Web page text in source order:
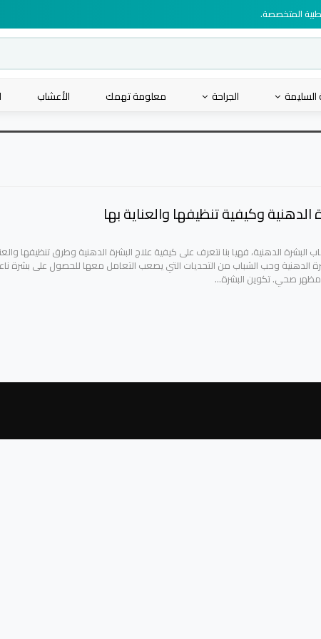
المتخصصة.
السليمة الجراحة معلومة تهمك الأعشاب
الدهنية وكيفية تنظيفها والعناية بها
البشرة الدهنية، فهيا بنا نتعرف على كيفية علاج البشرة الدهنية وطرق تنظيفها
الدهنية وحب الشباب من التحديات التي يصعب التعامل معها للحصول على بشرة
صحي. تكوين البشرة…